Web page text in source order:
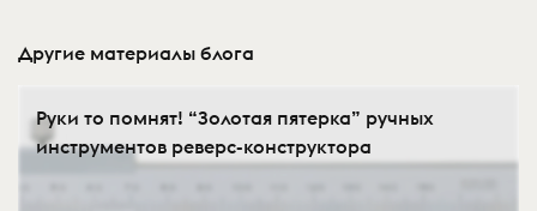
Другие материалы блога
Руки то помнят! “Золотая пятерка” ручных
инструментов реверс-конструктора